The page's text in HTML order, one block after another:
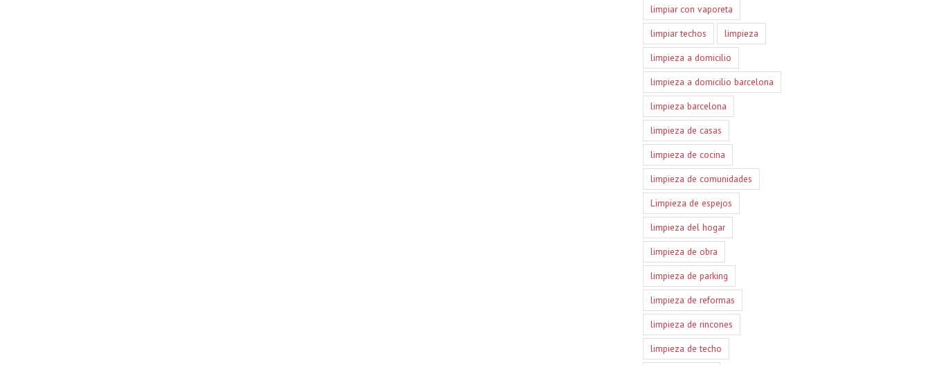
limpiar con vaporeta
limpiar techos
limpieza
limpieza a domicilio
limpieza a domicilio barcelona
limpieza barcelona
limpieza de casas
limpieza de cocina
limpieza de comunidades
Limpieza de espejos
limpieza del hogar
limpieza de obra
limpieza de parking
limpieza de reformas
limpieza de rincones
limpieza de techo